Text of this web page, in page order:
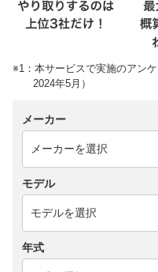
※1：本サービスで実施のアン
2024年5月）
メーカー
モデル
年式